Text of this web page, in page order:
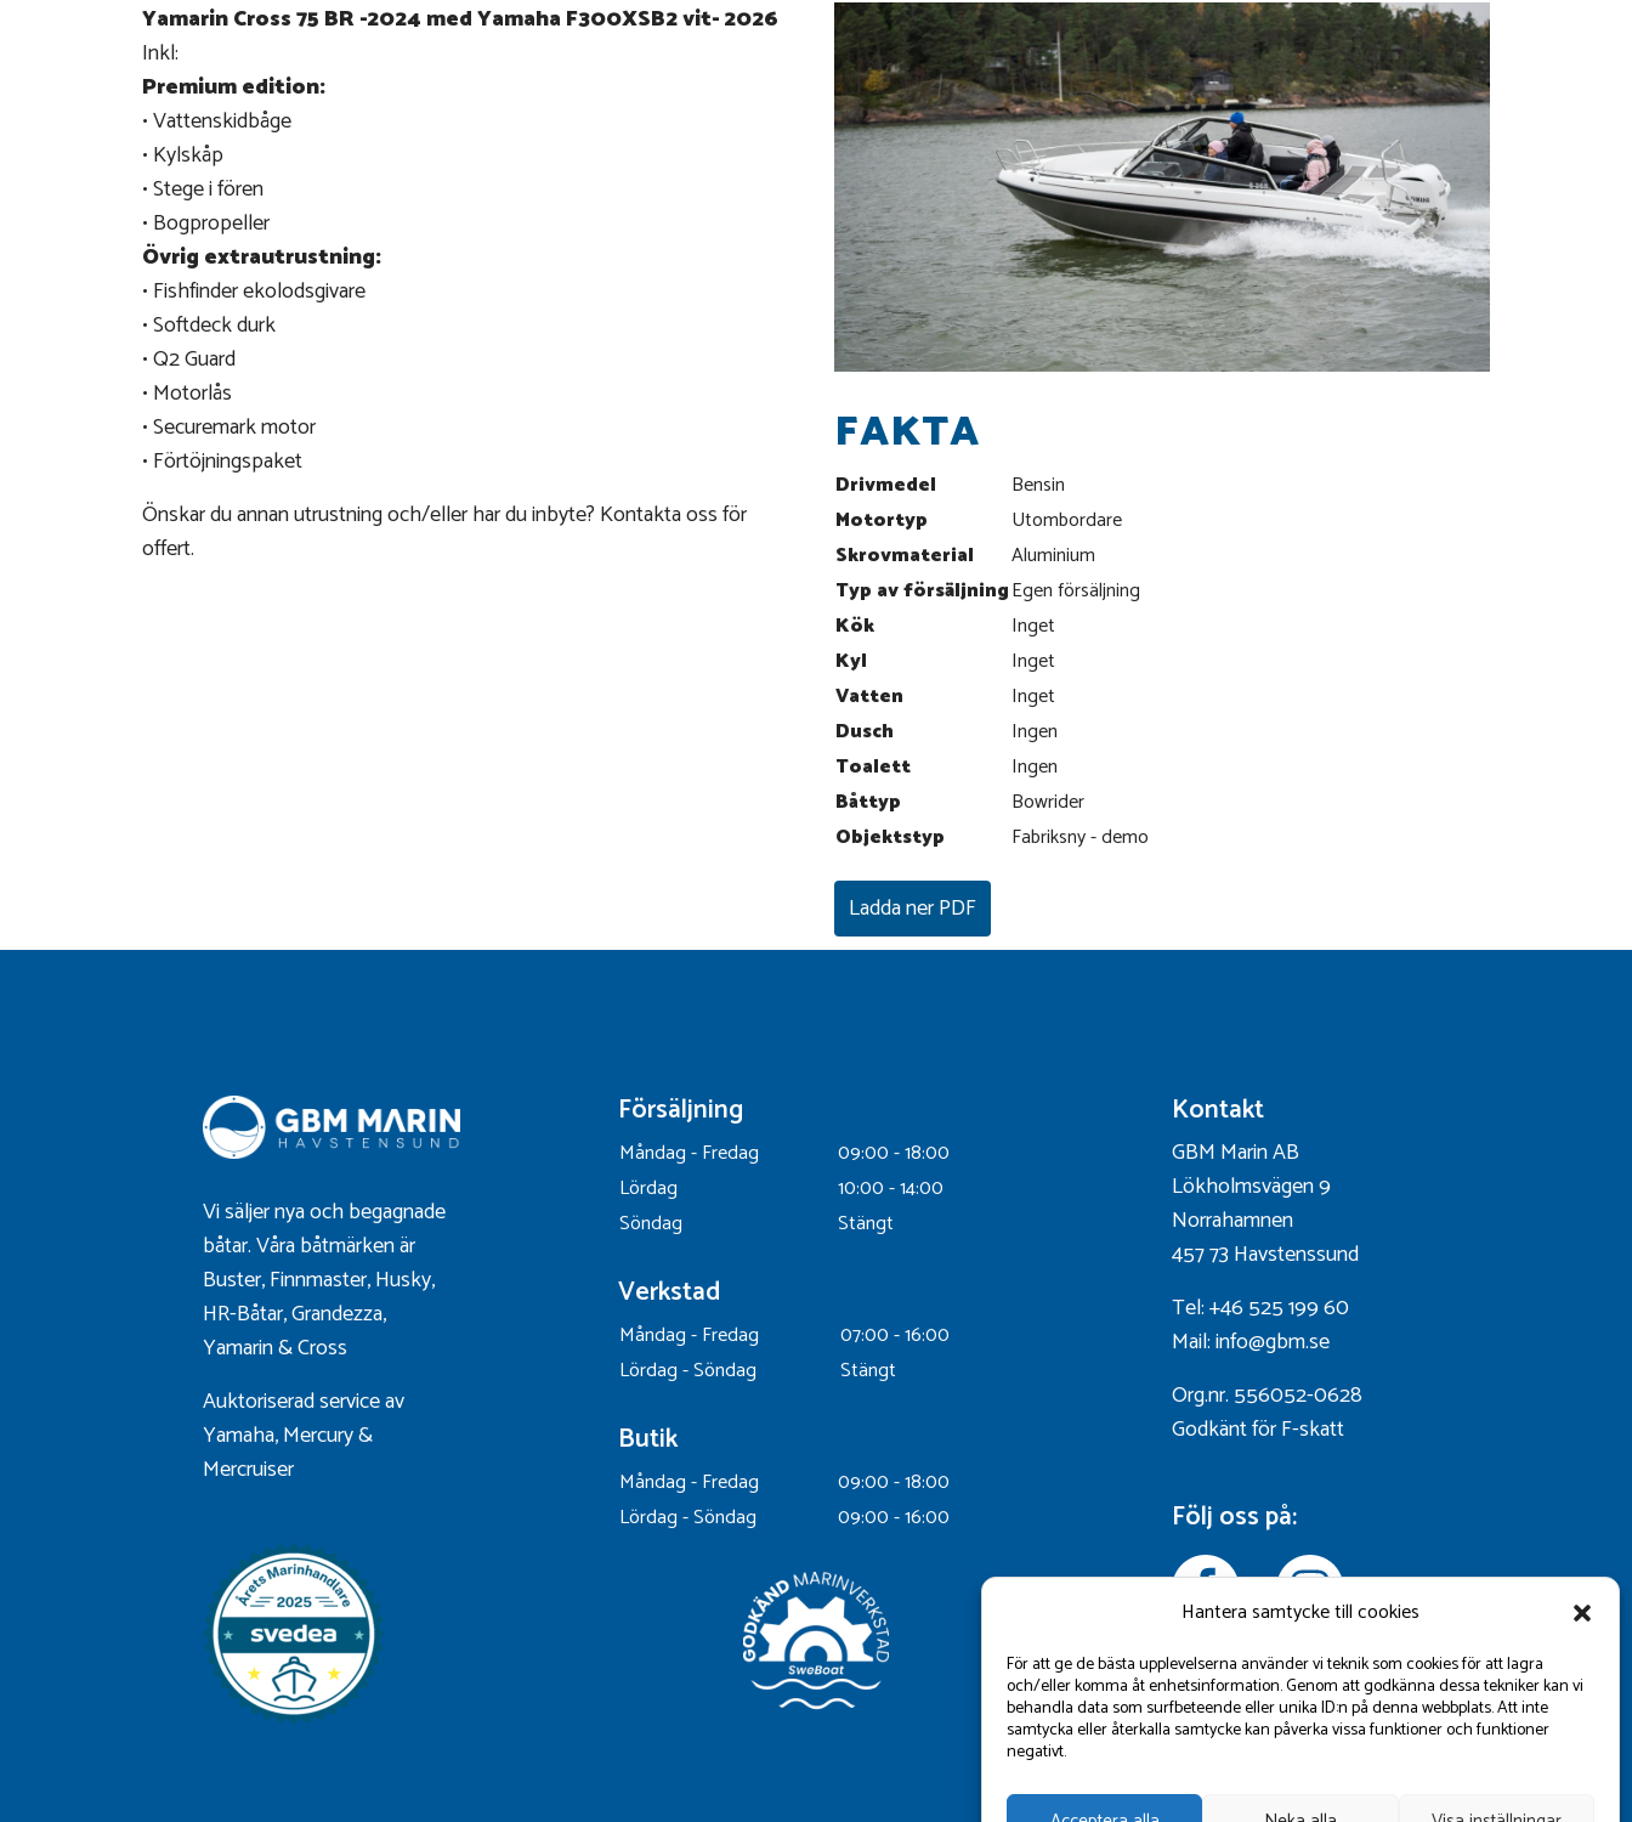
Hantera samtycke till cookies
För att ge de bästa upplevelserna använder vi teknik som cookies för att lagra
och/eller komma åt enhetsinformation. Genom att godkänna dessa tekniker kan vi
behandla data som surfbeteende eller unika ID:n på denna webbplats. Att inte
samtycka eller återkalla samtycke kan påverka vissa funktioner och funktioner
negativt.
Yamarin Cross 75 BR -2024 med Yamaha F300XSB2 vit- 2026
Inkl:
Premium edition:
• Vattenskidbåge
• Kylskåp
• Stege i fören
• Bogpropeller
Övrig extrautrustning:
• Fishfinder ekolodsgivare
• Softdeck durk
• Q2 Guard
• Motorlås
• Securemark motor
• Förtöjningspaket
Önskar du annan utrustning och/eller har du inbyte? Kontakta oss för
offert.
FAKTA
Drivmedel
Bensin
Motortyp
Utombordare
Skrovmaterial
Aluminium
Typ av försäljningEgen försäljning
Kök
Inget
Kyl
Inget
Vatten
Inget
Dusch
Ingen
Toalett
Ingen
Båttyp
Bowrider
Objektstyp
Fabriksny - demo
Ladda ner PDF
Vi säljer nya och begagnade
båtar. Våra båtmärken är
Buster,Finnmaster,Husky,
HR-Båtar,Grandezza,
Yamarin&Cross
Auktoriserad service av
Yamaha, Mercury &
Mercruiser
Försäljning
Måndag - Fredag
09:00 - 18:00
Lördag
10:00 - 14:00
Söndag
Stängt
Verkstad
Måndag - Fredag
07:00 - 16:00
Lördag - Söndag
Stängt
Butik
Måndag - Fredag
09:00 - 18:00
Lördag - Söndag
09:00 - 16:00
Kontakt
GBM Marin AB
Lökholmsvägen 9
Norrahamnen
457 73 Havstenssund
Tel: +46 525 199 60
Mail: info@gbm.se
Org.nr. 556052-0628
Godkänt för F-skatt
Följ oss på: